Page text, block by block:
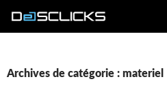
Archives de catégorie : materiel